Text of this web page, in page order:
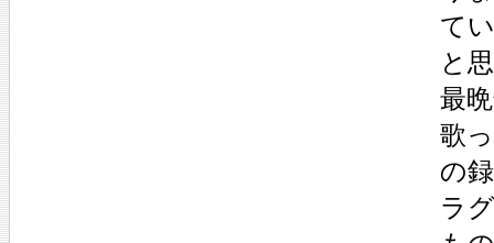
て
と
最
歌
の
ラ